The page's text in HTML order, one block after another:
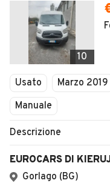
10
Usato Marzo 2019
Manuale
Descrizione
EUROCARS DI
Gorlago (BG)